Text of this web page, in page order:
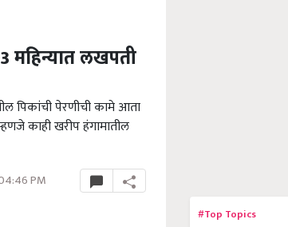
महिन्यात लखपती
पिकांची पेरणीची कामे आता
काही खरीप हंगामातील
PM
#Top Topics